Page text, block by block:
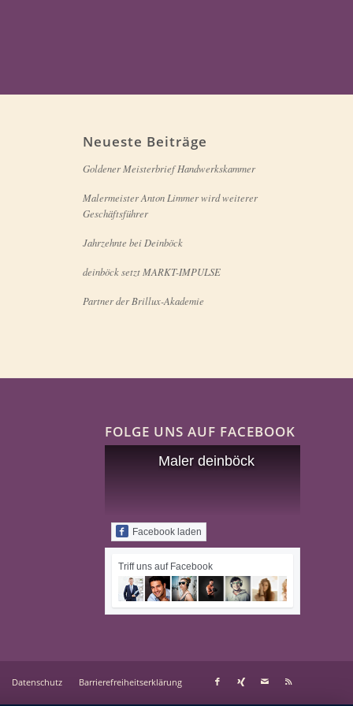
Neueste Beiträge
Goldener Meisterbrief Handwerkskammer
Malermeister Anton Limmer wird weiterer
Geschäftsführer
Jahrzehnte bei Deinböck
deinböck setzt MARKT-IMPULSE
Partner der Brillux-Akademie
FOLGE UNS AUF FACEBOOK
Maler deinböck
Facebook laden
Triff uns auf Facebook
Datenschutz Barrierefreiheitserklärung